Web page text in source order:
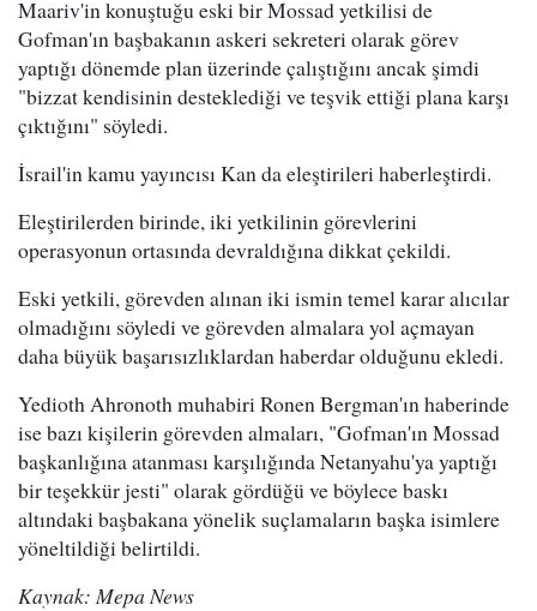
Maariv'in konuştuğu eski bir Mossad yetkilisi de
Gofman'ın başbakanın askeri sekreteri olarak görev
yaptığı dönemde plan üzerinde çalıştığını ancak şimdi
"bizzat kendisinin desteklediği ve teşvik ettiği plana karşı
çıktığını" söyledi.
İsrail'in kamu yayıncısı Kan da eleştirileri haberleştirdi.
Eleştirilerden birinde, iki yetkilinin görevlerini
operasyonun ortasında devraldığına dikkat çekildi.
Eski yetkili, görevden alınan iki ismin temel karar alıcılar
olmadığını söyledi ve görevden almalara yol açmayan
daha büyük başarısızlıklardan haberdar olduğunu ekledi.
Yedioth Ahronoth muhabiri Ronen Bergman'ın haberinde
ise bazı kişilerin görevden almaları, "Gofman'ın Mossad
başkanlığına atanması karşılığında Netanyahu'ya yaptığı
bir teşekkür jesti" olarak gördüğü ve böylece baskı
altındaki başbakana yönelik suçlamaların başka isimlere
yöneltildiği belirtildi.
Kaynak: Mepa News